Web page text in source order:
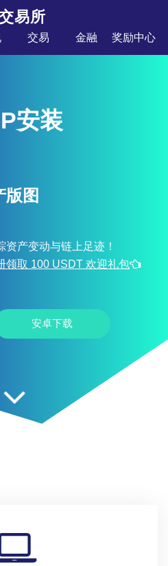
易所
交易 金融 奖励中心
安装
版图
产变动与链上足迹！
领取 100 USDT 欢迎礼包
安卓下载